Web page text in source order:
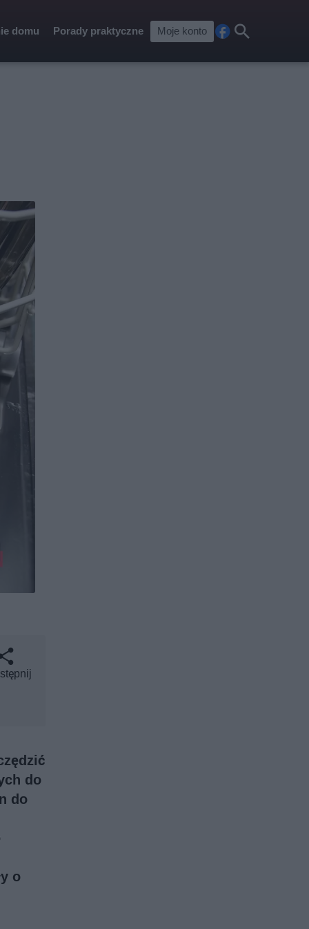
domu Porady praktyczne Moje konto
cebkaj
do
do
o